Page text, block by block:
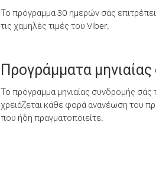
Το πρόγραμμα 30 ημερών σάς
τις χαμηλές τιμές του Viber.
Προγράμματα
Το πρόγραμμα μηνιαίας συνδρομής σάς
χρειάζεται κάθε φορά ανανέωση του
που ήδη πραγματοποιείτε.